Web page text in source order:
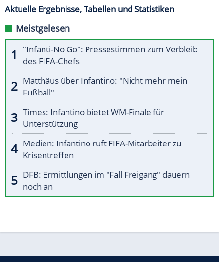
Aktuelle Ergebnisse, Tabellen und Statistiken
Meistgelesen
"Infanti-No Go": Pressestimmen zum Verbleib
des FIFA-Chefs
Matthäus über Infantino: "Nicht mehr mein
Fußball"
Times: Infantino bietet WM-Finale für
Unterstützung
Medien: Infantino ruft FIFA-Mitarbeiter zu
Krisentreffen
DFB: Ermittlungen im "Fall Freigang" dauern
noch an